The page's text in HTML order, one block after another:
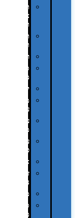
תיקי
ומכתביות
תערוכות
וכנסים
רמקולים
סוכריות
ממותגות
יודאיקה
מארזי
עטים
עטי
מתכת
עטי
פלסטיק
אוזניות
זכרונות
ניידים
מפצלים
סביבת
מחשב